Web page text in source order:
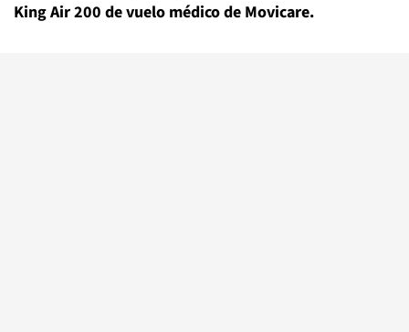
King Air 200 de vuelo médico de Movicare.